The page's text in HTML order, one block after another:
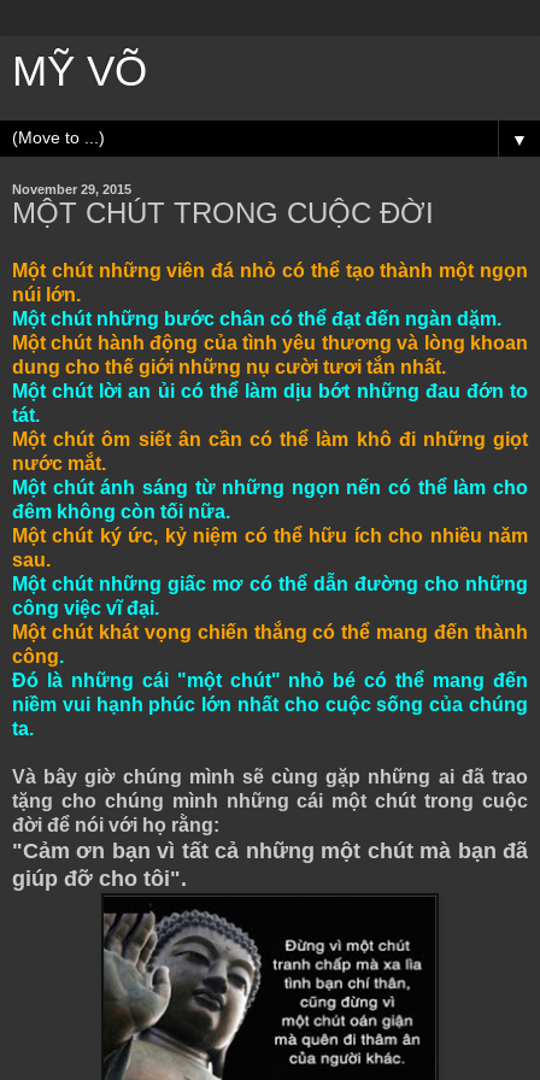
MỸ VÕ
▼
November 29, 2015
MỘT CHÚT TRONG CUỘC ĐỜI
Một chút những viên đá nhỏ có thể tạo thành một ngọn
núi lớn.
Một chút những bước chân có thể đạt đến ngàn dặm.
Một chút hành động của tình yêu thương và lòng khoan
dung cho thế giới những nụ cười tươi tắn nhất.
Một chút lời an ủi có thể làm dịu bớt những đau đớn to
tát.
Một chút ôm siết ân cần có thể làm khô đi những giọt
nước mắt.
Một chút ánh sáng từ những ngọn nến có thể làm cho
đêm không còn tối nữa.
Một chút ký ức, kỷ niệm có thể hữu ích cho nhiều nǎm
sau.
Một chút những giấc mơ có thể dẫn đường cho những
công việc vĩ đại.
Một chút khát vọng chiến thắng có thể mang đến thành
công.
Đó là những cái "một chút" nhỏ bé có thể mang đến
niềm vui hạnh phúc lớn nhất cho cuộc sống của chúng
ta.
Và bây giờ chúng mình sẽ cùng gặp những ai đã trao
tặng cho chúng mình những cái một chút trong cuộc
đời để nói với họ rằng:
"Cảm ơn bạn vì tất cả những một chút mà bạn đã
giúp đỡ cho tôi".